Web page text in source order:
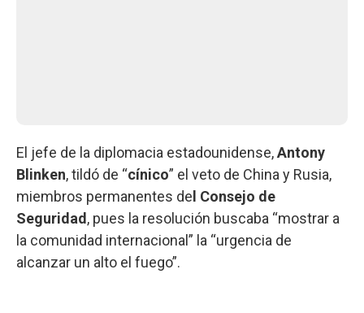
El jefe de la diplomacia estadounidense,Antony
Blinken, tildó de “cínico” el veto de China y Rusia,
miembros permanentes de l Consejo de
Seguridad , pues la resolución buscaba “mostrar a
la comunidad internacional” la “urgencia de
alcanzar un alto el fuego”.